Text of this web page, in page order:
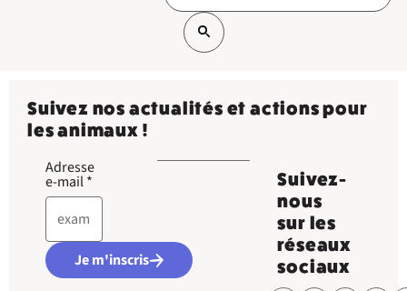
Suivez nos actualités et actions pour
les animaux !
Adresse
e-mail*
Je m'inscris
Suivez-
nous
sur les
réseaux
sociaux